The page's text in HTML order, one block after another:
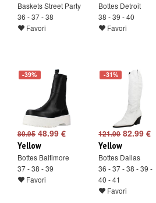
Baskets Street Party
36 - 37 - 38
Favori
Bottes Detroit
38 - 39 - 40
Favori
-39%
80.95 48.99 €
Yellow
Bottes Baltimore
37 - 38 - 39
Favori
-31%
121.0082.99 €
Yellow
Bottes Dallas
36 - 37 - 38 - 39 -
40 - 41
Favori